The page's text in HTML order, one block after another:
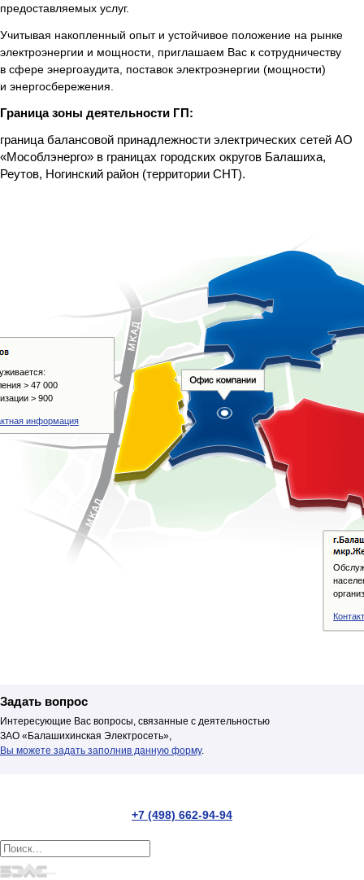
предоставляемых услуг.
Учитывая накопленный опыт и устойчивое положение на рынке
электроэнергии и мощности, приглашаем Вас к сотрудничеству
в сфере энергоаудита, поставок электроэнергии (мощности)
и энергосбережения.
Граница зоны деятельности ГП:
граница балансовой принадлежности электрических сетей АО
«Мособлэнерго» в границах городских округов Балашиха,
Реутов, Ногинский район (территории СНТ).
> 47 000
> 900
информация
Задать вопрос
Интересующие Вас вопросы, связанные с деятельностью
ЗАО «Балашихинская Электросеть»,
Вы можете задать заполнив данную форму.
+7 (498) 662-94-94